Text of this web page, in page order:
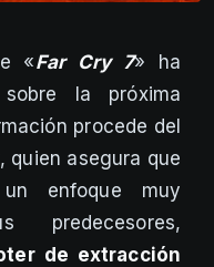
«Far Cry 7» ha
la próxima
procede del
, quien asegura que
enfoque muy
de extracción